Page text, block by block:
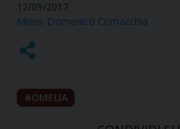
12/09/2017
Mons. Domenico Cornacchia
OMELIA